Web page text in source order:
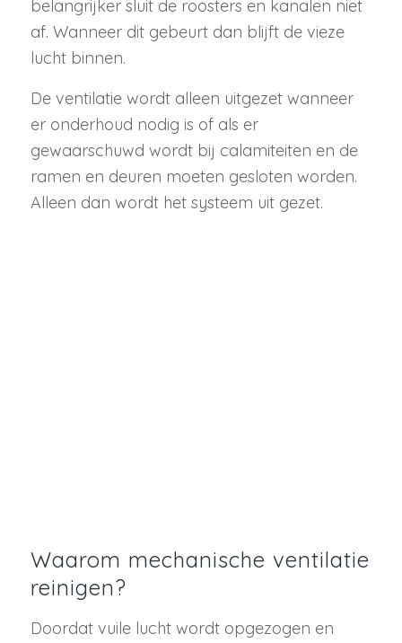
belangrijker sluit de roosters en kanalen niet
af. Wanneer dit gebeurt dan blijft de vieze
lucht binnen.
De ventilatie wordt alleen uitgezet wanneer
er onderhoud nodig is of als er
gewaarschuwd wordt bij calamiteiten en de
ramen en deuren moeten gesloten worden.
Alleen dan wordt het systeem uit gezet.
Waarom mechanische ventilatie
reinigen?
Doordat vuile lucht wordt opgezogen en